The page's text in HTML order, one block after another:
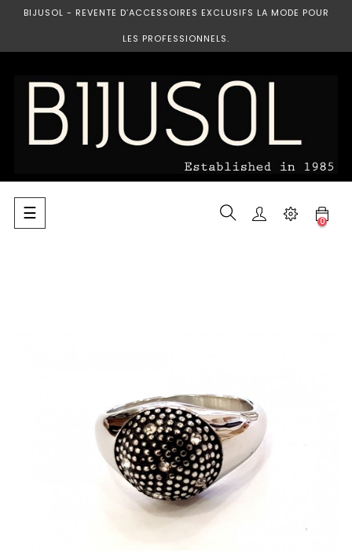
BIJUSOL - REVENTE D’ACCESSOIRES EXCLUSIFS LA MODE POUR
LES PROFESSIONNELS.
Basculer
la
☰ 0